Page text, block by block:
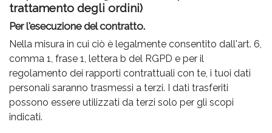
trattamento degli ordini)
Per l'esecuzione del contratto.
Nella misura in cui ciò è legalmente consentito dall'art. 6,
comma 1, frase 1, lettera b del RGPD e per il
regolamento dei rapporti contrattuali con te, i tuoi dati
personali saranno trasmessi a terzi. I dati trasferiti
possono essere utilizzati da terzi solo per gli scopi
indicati.